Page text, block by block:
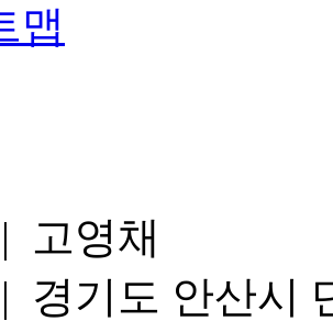
맵
고영채
경기도 안산시